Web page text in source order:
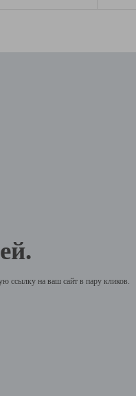
ссылку на ваш сайт в пару кликов.